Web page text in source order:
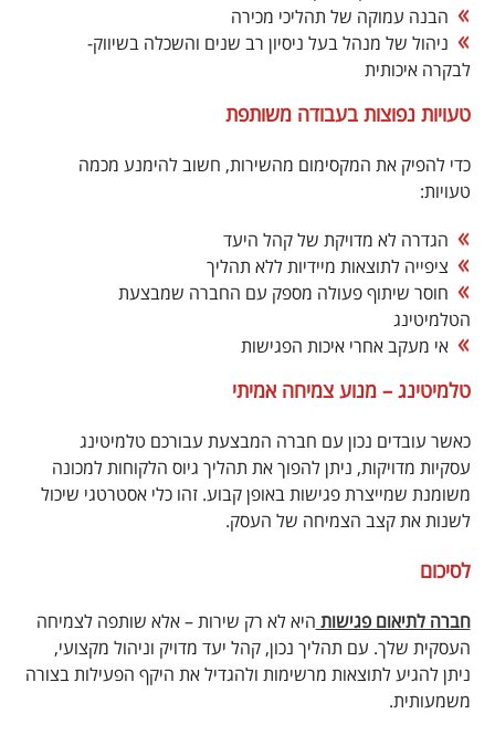
הבנה עמוקה של תהליכי מכירה
ניהול של מנהל בעל ניסיון רב שנים והשכלה בשיווק-
לבקרה איכותית
טעויות נפוצות בעבודה משותפת
כדי להפיק את המקסימום מהשירות, חשוב להימנע מכמה
טעויות:
הגדרה לא מדויקת של קהל היעד
ציפייה לתוצאות מיידיות ללא תהליך
חוסר שיתוף פעולה מספק עם החברה שמבצעת
הטלמיטינג
אי מעקב אחרי איכות הפגישות
טלמיטינג – מנוע צמיחה אמיתי
כאשר עובדים נכון עם חברה המבצעת עבורכם טלמיטינג
עסקיות מדויקות, ניתן להפוך את תהליך גיוס הלקוחות למכונה
משומנת שמייצרת פגישות באופן קבוע. זהו כלי אסטרטגי שיכול
לשנות את קצב הצמיחה של העסק.
לסיכום
חברה לתיאום פגישות היא לא רק שירות – אלא שותפה לצמיחה
העסקית שלך. עם תהליך נכון, קהל יעד מדויק וניהול מקצועי,
ניתן להגיע לתוצאות מרשימות ולהגדיל את היקף הפעילות בצורה
משמעותית.